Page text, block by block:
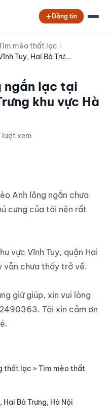
Đăng tin
mèo thất lạc
Tuy, Hai Bà Trư...
ngắn lạc tại
khu vực Hà
lượt xem
cưng của tôi nên rất
vực Vĩnh Tuy, quận Hai
vẫn chưa thấy trở về.
giữ giúp, xin vui lòng
Tôi xin cảm ơn
thất lạc > Tìm mèo thất
Hai Bà Trưng, Hà Nội